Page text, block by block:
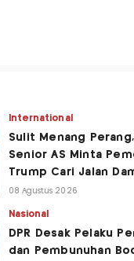
International
Sulit Menang
Senior AS Minta
Trump Cari Jalan
08 Agustus 2026
Nasional
DPR Desak Pelaku
dan Pembunuhan